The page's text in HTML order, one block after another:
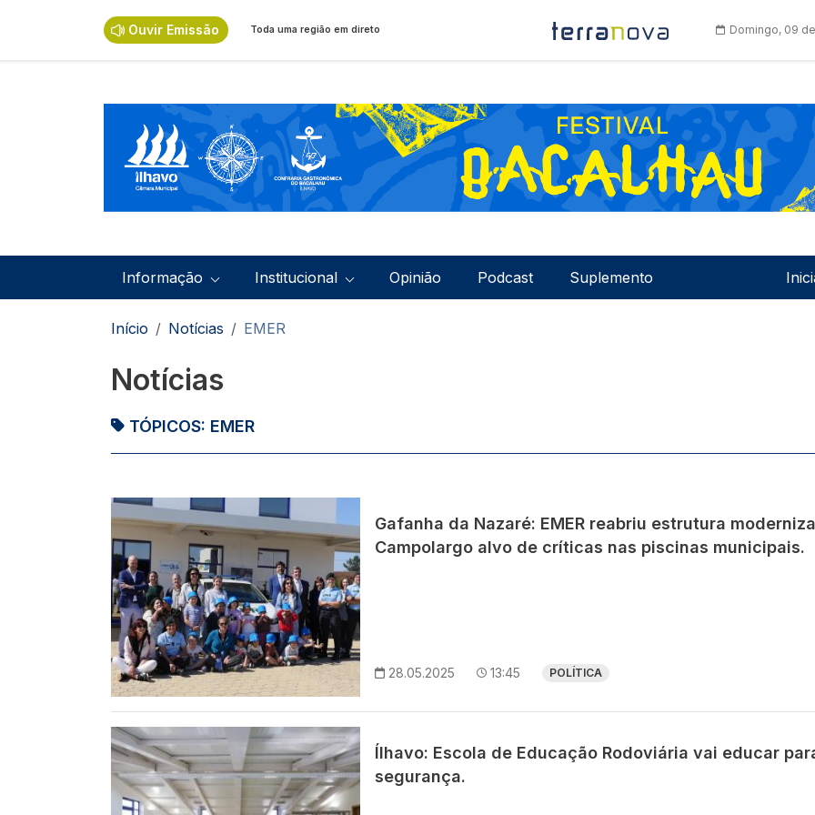
Ouvir Emissão Toda uma região em direto Domingo, 09
Navegação principal
Informação Institucional Opinião Podcast Suplemento
Navegação estrutural
Início Notícias EMER
Notícias
TÓPICOS: EMER
Imagem
Gafanha da Nazaré: EMER reabriu estrutura
Campolargo alvo de críticas nas piscinas municipais.
28.05.2025 13:45 POLÍTICA
Imagem
Ílhavo: Escola de Educação Rodoviária vai educar
segurança.